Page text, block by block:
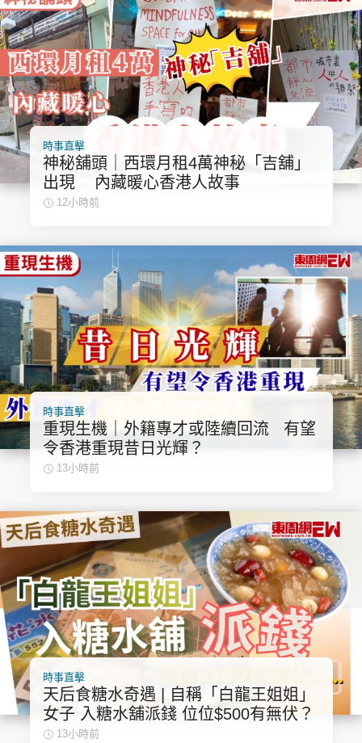
東周刊 cazbuyer 東Touch
PCM 電腦廣場 星島頭條 星島日報
頭條日報 星島環球 The Standard
親子王 Oh!爸媽 JobMarket
頭條搵工 EDUPLUS
關於我們
聯絡我們
隱私政策聲明
使用條款
版權及免責聲明
Copyright © 東周網 版權所有 . 不得轉載
©Eastweek.com.hk. All rights reserved.
時事直擊
神秘舖頭｜西環月租4萬神秘「吉舖」
出現 內藏暖心香港人故事
12小時前
時事直擊
重現生機｜外籍專才或陸續回流 有望
令香港重現昔日光輝？
13小時前
時事直擊
天后食糖水奇遇 | 自稱「白龍王姐姐」
女子 入糖水舖派錢 位位$500有無伏？
13小時前